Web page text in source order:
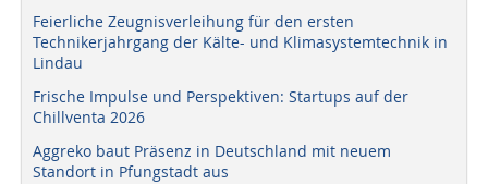
Feierliche Zeugnisverleihung für den ersten
Technikerjahrgang der Kälte- und Klimasystemtechnik in
Lindau
Frische Impulse und Perspektiven: Startups auf der
Chillventa 2026
Aggreko baut Präsenz in Deutschland mit neuem
Standort in Pfungstadt aus